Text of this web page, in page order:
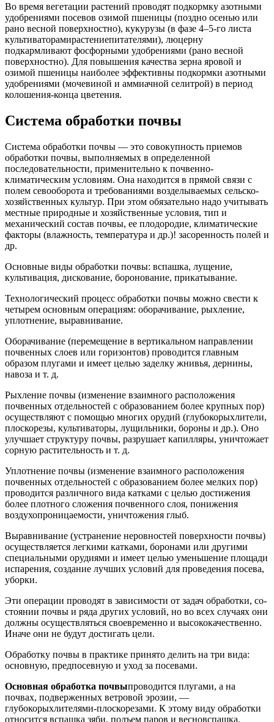
Во время вегетации растений проводят подкормку азотными
удобрениями посевов озимой пшеницы (поздно осенью или
рано весной поверхностно), кукурузы (в фазе 4–5-го листа
культиваторамирастениепитателями), люцерну
подкармливают фосфорными удобрениями (рано весной
поверхностно). Для повышения качества зерна яровой и
озимой пшеницы наиболее эффективны подкормки азотными
удобрениями (мочевиной и аммиачной селитрой) в период
колошения-конца цветения.
Система обработки почвы
Система обработки почвы — это совокупность приемов
обработки почвы, выполняемых в определенной
последовательности, примени­тельно к почвенно-
климатическим условиям. Она находится в прямой связи с
полем севооборота и требованиями возделываемых сельско­
хозяйственных культур. При этом обязательно надо учитывать
мест­ные природные и хозяйственные условия, тип и
механический состав почвы, ее плодородие, климатические
факторы (влажность, темпера­тура и др.)! засоренность полей и
др.
Основные виды обработки почвы: вспашка, лущение,
культива­ция, дискование, боронование, прикатывание.
Технологический процесс обработки почвы можно свести к
четы­рем основным операциям: оборачивание, рыхление,
уплотнение, вы­равнивание.
Оборачивание (перемещение в вертикальном направлении
поч­венных слоев или горизонтов) проводится главным
образом плугами и имеет целью заделку жнивья, дернины,
навоза и т. д.
Рыхление почвы (изменение взаимного расположения
почвенных отдельностей с образованием более крупных пор)
осуществляют с помощью многих орудий (глубокорыхлители,
плоскорезы, культива­торы, лущильники, бороны и др.). Оно
улучшает структуру почвы, разрушает капилляры, уничтожает
сорную растительность и т. д.
Уплотнение почвы (изменение взаимного расположения
почвен­ных отдельностей с образованием более мелких пор)
проводится различного вида катками с целью достижения
более плотного сло­жения почвенного слоя, понижения
воздухопроницаемости, уничто­жения глыб.
Выравнивание (устранение неровностей поверхности почвы)
осу­ществляется легкими катками, боронами или другими
специальными орудиями и имеет целью уменьшение площади
испарения, создание лучших условий для проведения посева,
уборки.
Эти операции проводят в зависимости от задач обработки, со­
стоянии почвы и ряда других условий, но во всех случаях они
долж­ны осуществляться своевременно и высококачественно.
Иначе они не будут достигать цели.
Обработку почвы в практике принято делить на три вида:
основ­ную, предпосевную и уход за посевами.
Основная обработка почвыпроводится плугами, а на
почвах, подверженных ветровой эрозии, —
глубокорыхлителями-плоскорезами. К этому виду обработки
относится вспашка зяби, подъем паров и весновспашка.